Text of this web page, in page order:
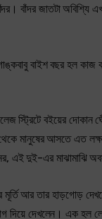
বাঁদর জাতটা
বাইশ বছর হল
স্ট্রিটে বইয়ের
মানুষের আসতে এত
এই দুই-এর মাঝামাঝি
আর তার হাড়গোড়
দিয়ে দেখলেন। এক হল